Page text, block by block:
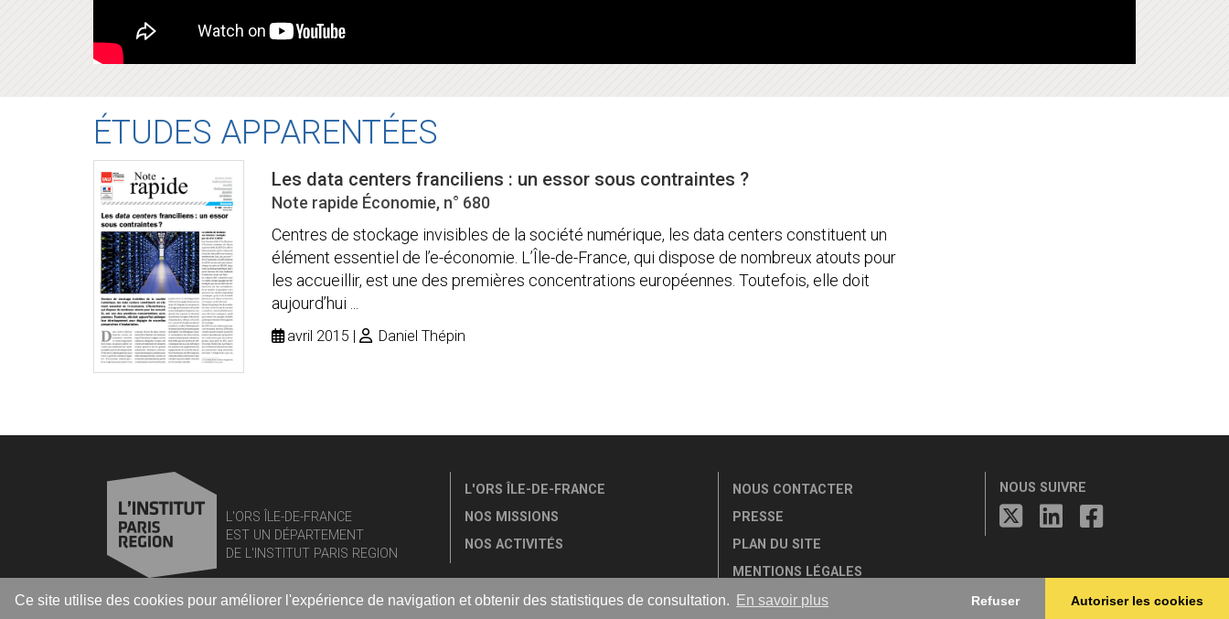
Ce site utilise des cookies pour améliorer l'expérience de navigation et obtenir des statistiques de consultation. En savoir plus Refuser Autoriser les cookies
ÉTUDES APPARENTÉES
Les data centers franciliens : un essor sous contraintes ?
Note rapide Économie, n° 680
Centres de stockage invisibles de la société numérique, les data centers constituent un
élément essentiel de l’e-économie. L’Île-de-France, qui dispose de nombreux atouts pour
les accueillir, est une des premières concentrations européennes. Toutefois, elle doit
aujourd’hui ...
avril 2015 Daniel Thépin
L'ORS ÎLE-DE-FRANCE
EST UN DÉPARTEMENT
DE L'INSTITUT PARIS REGION
L'ORS ÎLE-DE-FRANCE
NOS MISSIONS
NOS ACTIVITÉS
NOUS CONTACTER
PRESSE
PLAN DU SITE
MENTIONS LÉGALES
TRANSPARENCE
NOUS SUIVRE